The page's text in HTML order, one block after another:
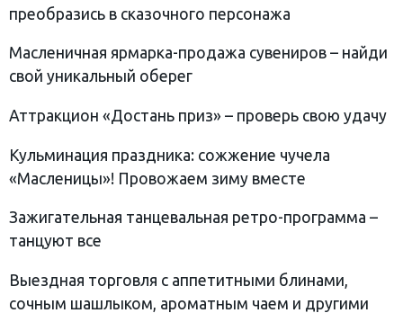
преобразись в сказочного персонажа
Масленичная ярмарка-продажа сувениров – найди
свой уникальный оберег
Аттракцион «Достань приз» – проверь свою удачу
Кульминация праздника: сожжение чучела
«Масленицы»! Провожаем зиму вместе
Зажигательная танцевальная ретро-программа –
танцуют все
Выездная торговля с аппетитными блинами,
сочным шашлыком, ароматным чаем и другими